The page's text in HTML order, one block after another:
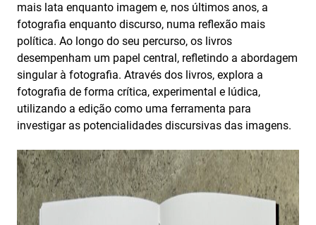
mais lata enquanto imagem e, nos últimos anos, a
fotografia enquanto discurso, numa reflexão mais
política. Ao longo do seu percurso, os livros
desempenham um papel central, refletindo a abordagem
singular à fotografia. Através dos livros, explora a
fotografia de forma crítica, experimental e lúdica,
utilizando a edição como uma ferramenta para
investigar as potencialidades discursivas das imagens.